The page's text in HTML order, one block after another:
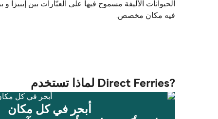
فيه مكان مخصص.
?Direct Ferries لماذا تستخدم
أبحر في كل مكان